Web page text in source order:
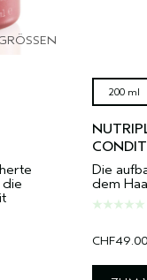
die
200 ml
Die
dem
CHF49.00